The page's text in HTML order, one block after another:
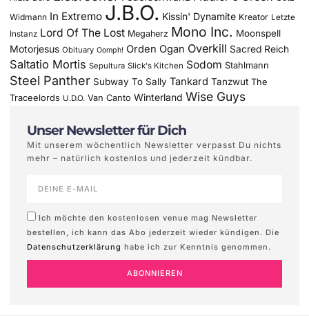
Widmann In Extremo J.B.O. Kissin' Dynamite Kreator Letzte
Instanz Lord Of The Lost Megaherz Mono Inc. Moonspell
Motorjesus Obituary Oomph! Orden Ogan Overkill Sacred Reich
Saltatio Mortis Sepultura Slick's Kitchen Sodom Stahlmann
Steel Panther Subway To Sally Tankard Tanzwut The
Traceelords U.D.O. Van Canto Winterland Wise Guys
Unser Newsletter für Dich
Mit unserem wöchentlich Newsletter verpasst Du nichts
mehr – natürlich kostenlos und jederzeit kündbar.
Ich möchte den kostenlosen venue mag Newsletter
bestellen, ich kann das Abo jederzeit wieder kündigen. Die
Datenschutzerklärung habe ich zur Kenntnis genommen.
ABONNIEREN